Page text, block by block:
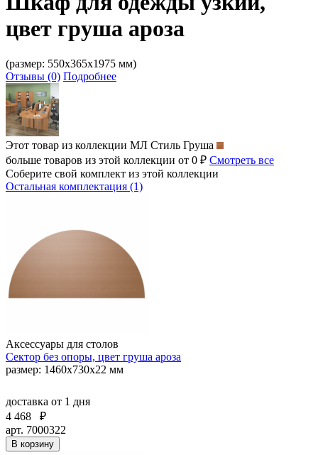
цвет груша ароза
(размер: 550х365х1975 мм)
Отзывы (0) Подробнее
Этот товар из коллекции МЛ Стиль Груша
больше товаров из этой коллекции от 0 ₽ Смотреть все
Соберите свой комплект из этой коллекции
Остальная комплектация (1)
Аксессуары для столов
Сектор без опоры, цвет груша ароза
размер: 1460х730х22 мм
доставка от 1 дня
4 468
₽
арт. 7000322
В корзину